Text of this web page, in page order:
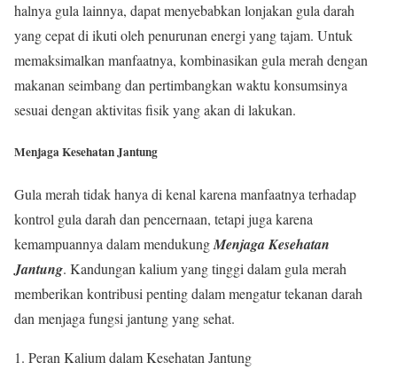
halnya gula lainnya, dapat menyebabkan lonjakan gula darah
yang cepat di ikuti oleh penurunan energi yang tajam. Untuk
memaksimalkan manfaatnya, kombinasikan gula merah dengan
makanan seimbang dan pertimbangkan waktu konsumsinya
sesuai dengan aktivitas fisik yang akan di lakukan.
Menjaga Kesehatan Jantung
Gula merah tidak hanya di kenal karena manfaatnya terhadap
kontrol gula darah dan pencernaan, tetapi juga karena
kemampuannya dalam mendukungMenjaga Kesehatan
Jantung. Kandungan kalium yang tinggi dalam gula merah
memberikan kontribusi penting dalam mengatur tekanan darah
dan menjaga fungsi jantung yang sehat.
1. Peran Kalium dalam Kesehatan Jantung